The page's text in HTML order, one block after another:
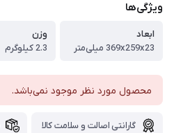
ویژگی‌ها
ابعاد
369x259x23 میلی‌متر
وزن
2.3 کیلوگرم
محصول مورد نظر موجود نمی‌باشد.
گارانتی اصالت و سلامت کالا